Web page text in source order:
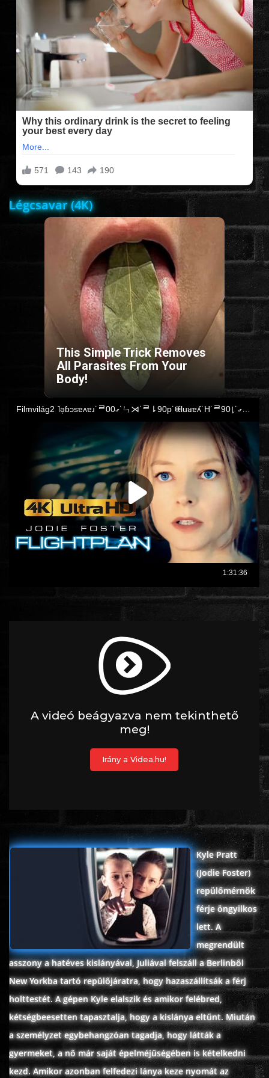
FILMEK (2025-ÖS)
FILMEK (2024-ES)
FILMEK (2023-AS)
FILMEK (2022-ES)
FELIRATOS FILMEK
AKCIÓ
THRILLER
KRIMI
DRÁMA
WESTERN
ÉLŐ ADÁSOK (LIVE)
KARÁCSONYI FILMEK
Légcsavar (4K)
This Simple Trick Removes
All Parasites From Your
Body!
Kyle Pratt
(Jodie Foster)
repülőmérnök
férje öngyilkos
lett. A
megrendült
asszony a hatéves kislányával, Juliával felszáll a Berlinből
New Yorkba tartó repülőjáratra, hogy hazaszállítsák a férj
holttestét. A gépen Kyle elalszik és amikor felébred,
kétségbeesetten tapasztalja, hogy a kislánya eltűnt. Miután
a személyzet egybehangzóan tagadja, hogy látták a
gyermeket, a nő már saját épelméjűségében is kételkedni
kezd. Amikor azonban felfedezi lánya keze nyomát az